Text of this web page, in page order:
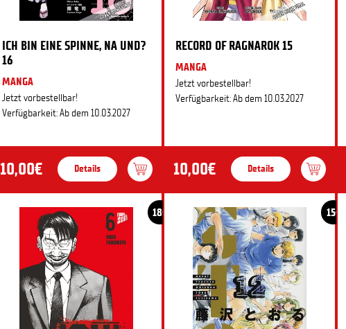
ICH BIN EINE SPINNE, NA UND?
16
MANGA
Jetzt vorbestellbar!
Verfügbarkeit: Ab dem 10.03.2027
10,00€ Details
RECORD OF RAGNAROK 15
MANGA
Jetzt vorbestellbar!
Verfügbarkeit: Ab dem 10.03.2027
10,00€ Details
18+ 15+